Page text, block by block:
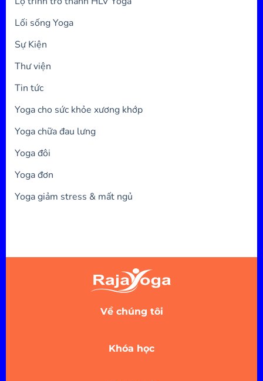
Lối sống Yoga
Sự Kiện
Thư viện
Tin tức
Yoga cho sức khỏe xương khớp
Yoga chữa đau lưng
Yoga đôi
Yoga đơn
Yoga giảm stress & mất ngủ
Về chúng tôi
Khóa học